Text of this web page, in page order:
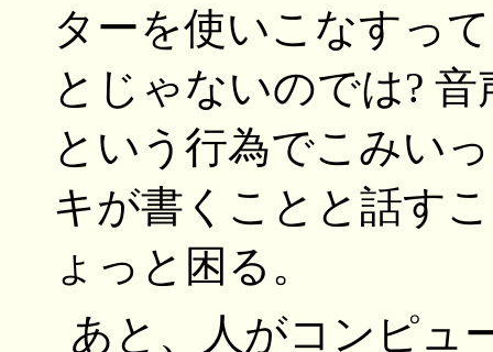
ターを使いこなすっ
とじゃないのでは?
という行為でこみい
キが書くことと話す
ょっと困る。
あと、人がコンピュ